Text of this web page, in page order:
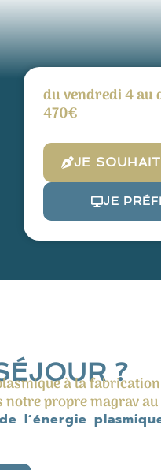
du vendredi 4 au
470€
JE
JE
?
à la
propre magrav
l’énergie